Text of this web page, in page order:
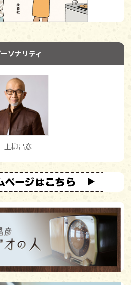
ソナリティ
上柳昌彦